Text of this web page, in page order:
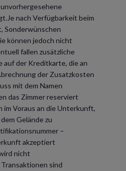
nach Verfügbarkeit beim
Sonderwünschen
können jedoch nicht
fallen zusätzliche
auf der Kreditkarte, die an
der Zusatzkosten
mit dem Namen
das Zimmer reserviert
Voraus an die Unterkunft,
Gelände zu
–
akzeptiert
nicht
sind